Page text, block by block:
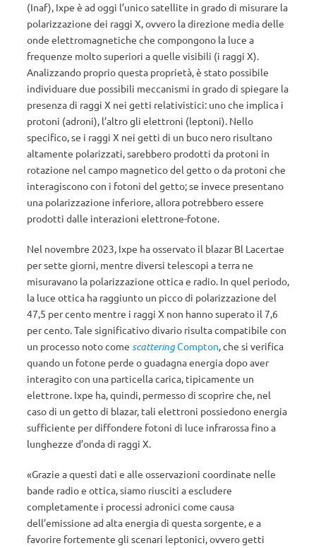
(Inaf), Ixpe è ad oggi l’unico satellite in grado di misurare la
polarizzazione dei raggi X, ovvero la direzione media delle
onde elettromagnetiche che compongono la luce a
frequenze molto superiori a quelle visibili (i raggi X).
Analizzando proprio questa proprietà, è stato possibile
individuare due possibili meccanismi in grado di spiegare la
presenza di raggi X nei getti relativistici: uno che implica i
protoni (adroni), l’altro gli elettroni (leptoni). Nello
specifico, se i raggi X nei getti di un buco nero risultano
altamente polarizzati, sarebbero prodotti da protoni in
rotazione nel campo magnetico del getto o da protoni che
interagiscono con i fotoni del getto; se invece presentano
una polarizzazione inferiore, allora potrebbero essere
prodotti dalle interazioni elettrone-fotone.
Nel novembre 2023, Ixpe ha osservato il blazar Bl Lacertae
per sette giorni, mentre diversi telescopi a terra ne
misuravano la polarizzazione ottica e radio. In quel periodo,
la luce ottica ha raggiunto un picco di polarizzazione del
47,5 per cento mentre i raggi X non hanno superato il 7,6
per cento. Tale significativo divario risulta compatibile con
un processo noto come scatteringCompton, che si verifica
quando un fotone perde o guadagna energia dopo aver
interagito con una particella carica, tipicamente un
elettrone. Ixpe ha, quindi, permesso di scoprire che, nel
caso di un getto di blazar, tali elettroni possiedono energia
sufficiente per diffondere fotoni di luce infrarossa fino a
lunghezze d’onda di raggi X.
«Grazie a questi dati e alle osservazioni coordinate nelle
bande radio e ottica, siamo riusciti a escludere
completamente i processi adronici come causa
dell’emissione ad alta energia di questa sorgente, e a
favorire fortemente gli scenari leptonici, ovvero getti